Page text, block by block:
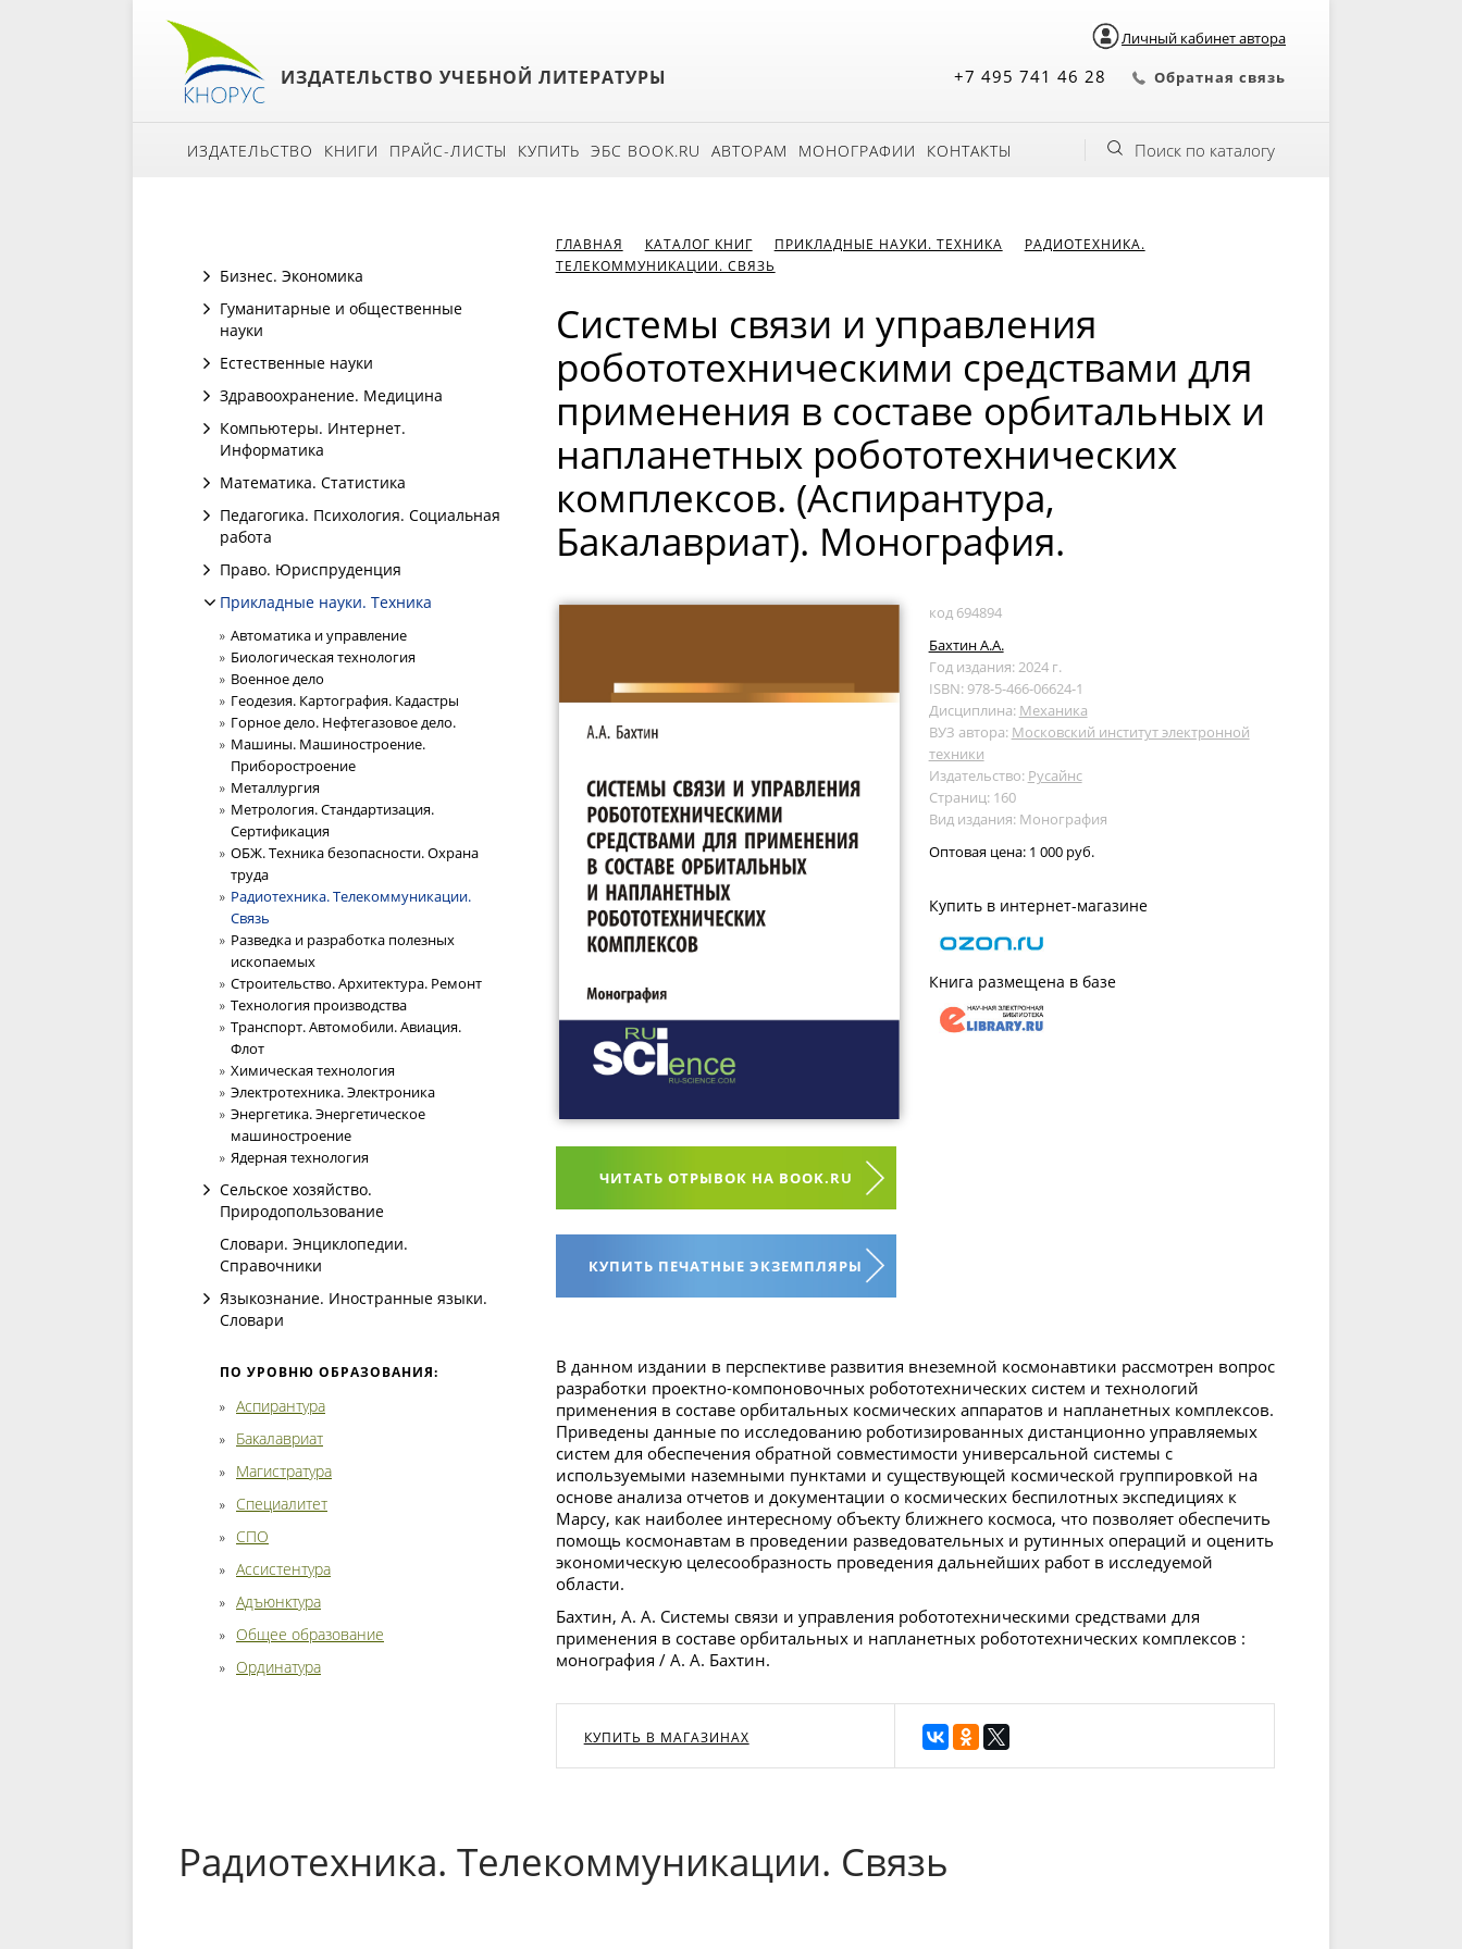
Личный кабинет автора
ИЗДАТЕЛЬСТВО УЧЕБНОЙ ЛИТЕРАТУРЫ +7 495 741 46 28 Обратная связь
ИЗДАТЕЛЬСТВО КНИГИ ПРАЙС-ЛИСТЫ КУПИТЬ ЭБС BOOK.RU АВТОРАМ МОНОГРАФИИ КОНТАКТЫ Поиск по каталогу
Бизнес. Экономика
Гуманитарные и общественные
науки
Естественные науки
Здравоохранение. Медицина
Компьютеры. Интернет.
Информатика
Математика. Статистика
Педагогика. Психология. Социальная
работа
Право. Юриспруденция
Прикладные науки. Техника
Автоматика и управление
Биологическая технология
Военное дело
Геодезия. Картография. Кадастры
Горное дело. Нефтегазовое дело.
Машины. Машиностроение.
Приборостроение
Металлургия
Метрология. Стандартизация.
Сертификация
ОБЖ. Техника безопасности. Охрана
труда
Радиотехника. Телекоммуникации.
Связь
Разведка и разработка полезных
ископаемых
Строительство. Архитектура. Ремонт
Технология производства
Транспорт. Автомобили. Авиация.
Флот
Химическая технология
Электротехника. Электроника
Энергетика. Энергетическое
машиностроение
Ядерная технология
Сельское хозяйство.
Природопользование
Словари. Энциклопедии.
Справочники
Языкознание. Иностранные языки.
Словари
ПО УРОВНЮ ОБРАЗОВАНИЯ:
Аспирантура
Бакалавриат
Магистратура
Специалитет
СПО
Ассистентура
Адъюнктура
Общее образование
Ординатура
ГЛАВНАЯ КАТАЛОГ КНИГ ПРИКЛАДНЫЕ НАУКИ. ТЕХНИКА
РАДИОТЕХНИКА.
ТЕЛЕКОММУНИКАЦИИ. СВЯЗЬ
Системы связи и управления
робототехническими средствами для
применения в составе орбитальных и
напланетных робототехнических
комплексов. (Аспирантура,
Бакалавриат). Монография.
ЧИТАТЬ ОТРЫВОК НА BOOK.RU
КУПИТЬ ПЕЧАТНЫЕ ЭКЗЕМПЛЯРЫ
код 694894
Бахтин А.А.
Год издания: 2024 г.
ISBN: 978-5-466-06624-1
Дисциплина: Механика
ВУЗ автора: Московский институт электронной
техники
Издательство: Русайнс
Страниц: 160
Вид издания: Монография
Оптовая цена: 1 000 руб.
Купить в интернет-магазине
Книга размещена в базе
В данном издании в перспективе развития внеземной космонавтики рассмотрен вопрос
разработки проектно-компоновочных робототехнических систем и технологий
применения в составе орбитальных космических аппаратов и напланетных комплексов.
Приведены данные по исследованию роботизированных дистанционно управляемых
систем для обеспечения обратной совместимости универсальной системы с
используемыми наземными пунктами и существующей космической группировкой на
основе анализа отчетов и документации о космических беспилотных экспедициях к
Марсу, как наиболее интересному объекту ближнего космоса, что позволяет обеспечить
помощь космонавтам в проведении разведовательных и рутинных операций и оценить
экономическую целесообразность проведения дальнейших работ в исследуемой
области.
Бахтин, А. А. Системы связи и управления робототехническими средствами для
применения в составе орбитальных и напланетных робототехнических комплексов :
монография / А. А. Бахтин.
КУПИТЬ В МАГАЗИНАХ
Радиотехника. Телекоммуникации. Связь